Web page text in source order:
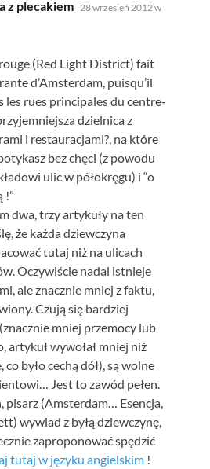
z plecakiem 28 wrzesień 2012 w
(Red Light District) fait
d’Amsterdam puisqu’il
les rues principales du centre-
dzielnica z
i restauracjami?, na które
bez chęci (z powodu
ulic w półokręgu) i “o
!”
dwa, trzy artykuły na ten
że każda dziewczyna
tutaj niż na ulicach
Oczywiście nadal istnieje
ale znacznie mniej z faktu,
Czują się bardziej
mniej przemocy lub
artykuł wywołał mniej niż
co było cechą dół), są wolne
Jest to zawód pełen.
pisarz (Amsterdam… Esencja,
wywiad z byłą dziewczynę,
zaproponować spędzić
tutaj w języku angielskim !